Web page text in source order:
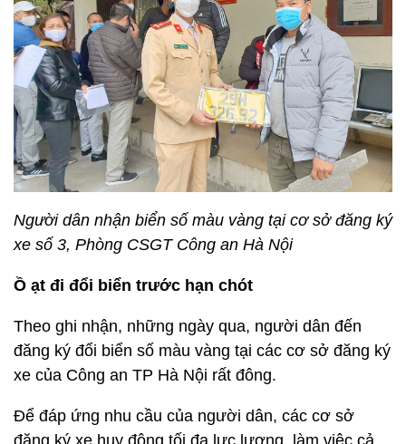
Người dân nhận biển số màu vàng tại cơ sở đăng ký
xe số 3, Phòng CSGT Công an Hà Nội
Ồ ạt đi đổi biển trước hạn chót
Theo ghi nhận, những ngày qua, người dân đến
đăng ký đổi biển số màu vàng tại các cơ sở đăng ký
xe của Công an TP Hà Nội rất đông.
Để đáp ứng nhu cầu của người dân, các cơ sở
đăng ký xe huy động tối đa lực lượng, làm việc cả